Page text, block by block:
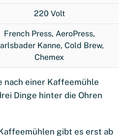
220 Volt
French Press, AeroPress,
Kanne, Cold Brew,
Chemex
nach einer Kaffeemühle
Dinge hinter die Ohren
gibt es erst ab